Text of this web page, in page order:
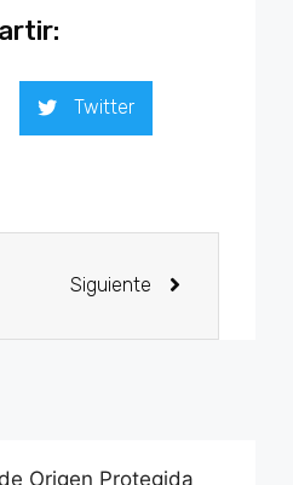
Twitter
Siguiente